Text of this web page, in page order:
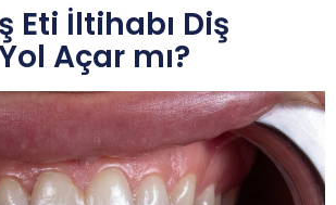
Eti İltihabı Diş
Açar mı?